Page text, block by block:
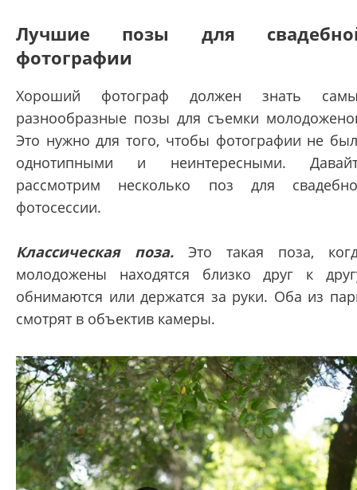
Лучшие позы для
фотографии
Хороший фотограф должен знать
разнообразные позы для съемки
Это нужно для того, чтобы фотографии не
однотипными и неинтересными.
рассмотрим несколько поз для
фотосессии.
Классическая поза.
Это такая поза,
молодожены находятся близко друг к
обнимаются или держатся за руки. Оба из
смотрят в объектив камеры.